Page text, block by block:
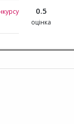
0.5
оцінка